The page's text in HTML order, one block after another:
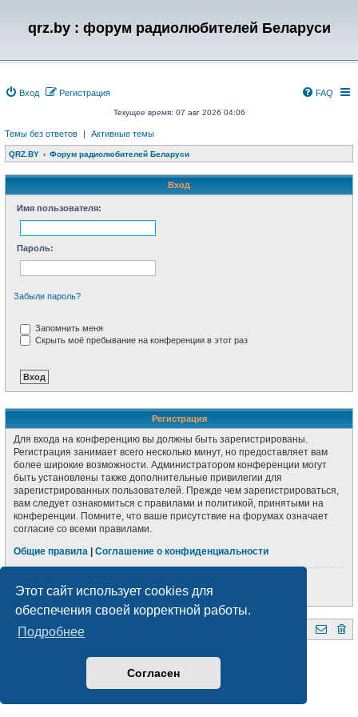
Этот сайт использует cookies для
обеспечения своей корректной работы.
Подробнее
Согласен
qrz.by : форум радиолюбителей Беларуси
Вход Регистрация FAQ
Текущее время: 07 авг 2026 04:06
Темы без ответов | Активные темы
QRZ.BY Форум радиолюбителей Беларуси
Вход
Имя пользователя:
Пароль:
Забыли пароль?
Запомнить меня
Скрыть моё пребывание на конференции в этот раз
Регистрация
Для входа на конференцию вы должны быть зарегистрированы.
Регистрация занимает всего несколько минут, но предоставляет вам
более широкие возможности. Администратором конференции могут
быть установлены также дополнительные привилегии для
зарегистрированных пользователей. Прежде чем зарегистрироваться,
вам следует ознакомиться с правилами и политикой, принятыми на
конференции. Помните, что ваше присутствие на форумах означает
согласие со всеми правилами.
Общие правила
Соглашение о конфиденциальности
Регистрация
QRZ.BY Форум радиолюбителей Беларуси
Русская поддержка phpBB
Конфиденциальность|Правила